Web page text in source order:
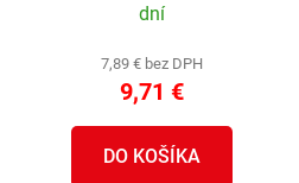
dní
7,89 € bez DPH
9,71 €
DO KOŠÍKA